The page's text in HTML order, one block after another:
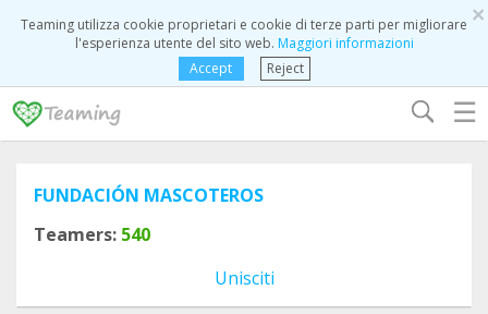
×
Teaming utilizza cookie proprietari e cookie di terze parti per migliorare
l'esperienza utente del sito web. Maggiori informazioni
Accept
Reject
☰
FUNDACIÓN MASCOTEROS
Teamers: 540
Unisciti